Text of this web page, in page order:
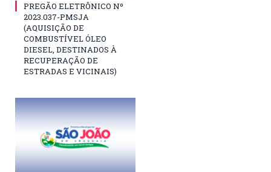
PREGÃO ELETRÔNICO Nº
2023.037-PMSJA
(AQUISIÇÃO DE
COMBUSTÍVEL ÓLEO
DIESEL, DESTINADOS À
RECUPERAÇÃO DE
ESTRADAS E VICINAIS)